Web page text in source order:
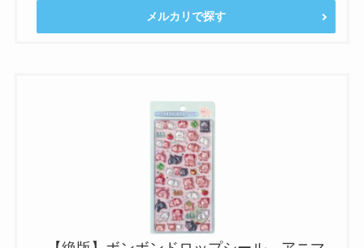
メルカリで探す